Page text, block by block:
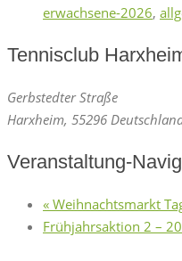
erwachsene-2026,
Tennisclub
Gerbstedter Straße
Harxheim, 55296
Veranstaltung-
« Weihnachtsmarkt
Frühjahrsaktion 2 –